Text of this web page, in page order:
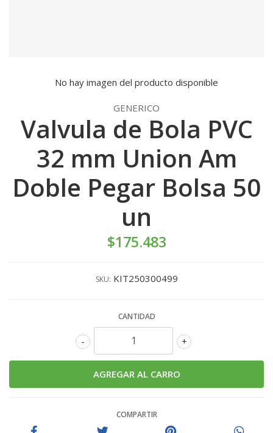
No hay imagen del producto disponible
GENERICO
Valvula de Bola PVC
32 mm Union Am
Doble Pegar Bolsa 50
un
$175.483
SKU: KIT250300499
CANTIDAD
+
-
COMPARTIR